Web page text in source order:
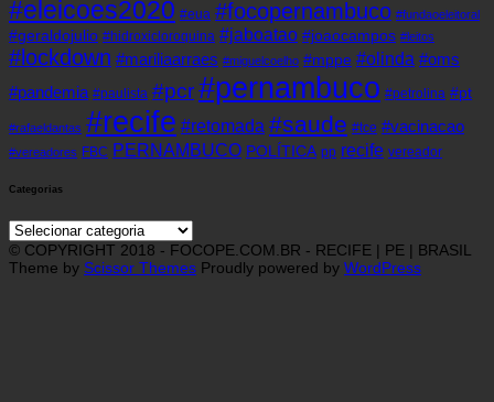
#eleicoes2020 #eua #focopernambuco #fundaoeleitoral
#geraldojulio #hidroxicloroquina #jaboatao #joaocampos #leitos
#lockdown #mariliaarraes #miguelcoelho #mppe #olinda #oms
#pandemia #paulista #pcr#pernambuco #petrolina #pt
#rafaeldantas #recife #retomada #saude #tce #vacinacao
#vereadores FBC PERNAMBUCO POLÍTICA pp recife vereador
Categorias
Categorias
© COPYRIGHT 2018 - FOCOPE.COM.BR - RECIFE | PE | BRASIL
Theme by Scissor Themes Proudly powered by WordPress